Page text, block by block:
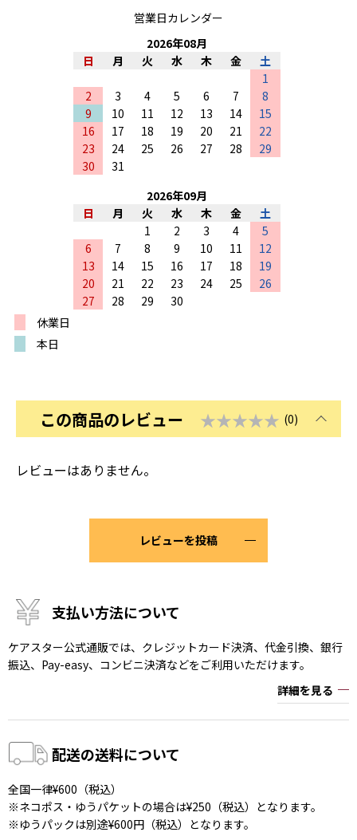
営業日カレンダー
2026年08月
日
月 火 水 木 金
土
1
2
3 4 5 6 7
8
9
10 11 12 13 14
15
16
17 18 19 20 21
22
23
24 25 26 27 28
29
30
31
2026年09月
日
月 火 水 木 金
土
1
2 3 4
5
6
7 8 9 10 11
12
13
14 15 16 17 18
19
20
21 22 23 24 25
26
27
28 29
30
休業日
本日
この商品のレビュー ★★★★★ (0)
レビューはありません。
レビューを投稿
支払い方法について
ケアスター公式通販では、クレジットカード決済、代金引換、銀行
振込、Pay-easy、コンビニ決済などをご利用いただけます。
詳細を見る
配送の送料について
全国一律¥600（税込）
※ネコポス・ゆうパケットの場合は¥250（税込）となります。
※ゆうパックは別途¥600円（税込）となります。